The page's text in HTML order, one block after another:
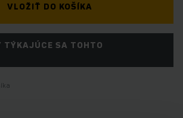
VLOŽIŤ DO KOŠÍKA
TÝKAJÚCE SA TOHTO